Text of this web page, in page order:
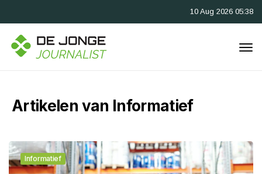
10 Aug 2026 05:38
Artikelen van Informatief
Informatief